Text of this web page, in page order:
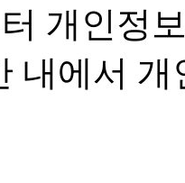
개인정
내에서